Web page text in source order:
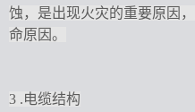
蚀，是出现火灾的重要原因
命原因。
3 .电缆结构